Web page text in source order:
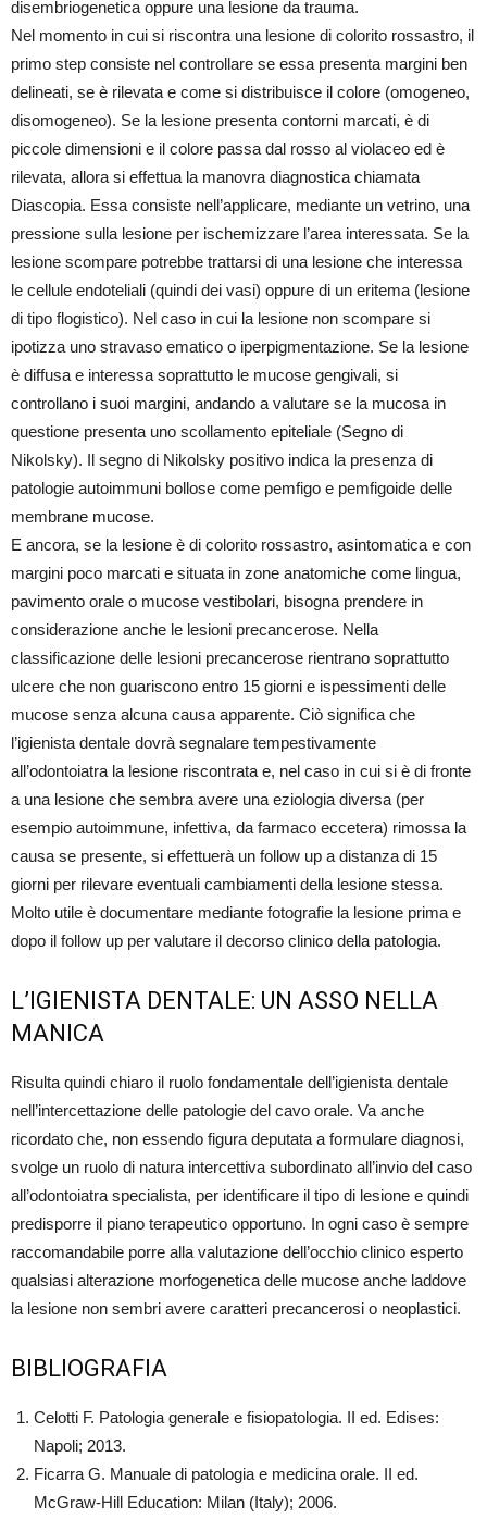
disembriogenetica oppure una lesione da trauma.
Nel momento in cui si riscontra una lesione di colorito rossastro, il
primo step consiste nel controllare se essa presenta margini ben
delineati, se è rilevata e come si distribuisce il colore (omogeneo,
disomogeneo). Se la lesione presenta contorni marcati, è di
piccole dimensioni e il colore passa dal rosso al violaceo ed è
rilevata, allora si effettua la manovra diagnostica chiamata
Diascopia. Essa consiste nell’applicare, mediante un vetrino, una
pressione sulla lesione per ischemizzare l’area interessata. Se la
lesione scompare potrebbe trattarsi di una lesione che interessa
le cellule endoteliali (quindi dei vasi) oppure di un eritema (lesione
di tipo flogistico). Nel caso in cui la lesione non scompare si
ipotizza uno stravaso ematico o iperpigmentazione. Se la lesione
è diffusa e interessa soprattutto le mucose gengivali, si
controllano i suoi margini, andando a valutare se la mucosa in
questione presenta uno scollamento epiteliale (Segno di
Nikolsky). Il segno di Nikolsky positivo indica la presenza di
patologie autoimmuni bollose come pemfigo e pemfigoide delle
membrane mucose.
E ancora, se la lesione è di colorito rossastro, asintomatica e con
margini poco marcati e situata in zone anatomiche come lingua,
pavimento orale o mucose vestibolari, bisogna prendere in
considerazione anche le lesioni precancerose. Nella
classificazione delle lesioni precancerose rientrano soprattutto
ulcere che non guariscono entro 15 giorni e ispessimenti delle
mucose senza alcuna causa apparente. Ciò significa che
l’igienista dentale dovrà segnalare tempestivamente
all’odontoiatra la lesione riscontrata e, nel caso in cui si è di fronte
a una lesione che sembra avere una eziologia diversa (per
esempio autoimmune, infettiva, da farmaco eccetera) rimossa la
causa se presente, si effettuerà un follow up a distanza di 15
giorni per rilevare eventuali cambiamenti della lesione stessa.
Molto utile è documentare mediante fotografie la lesione prima e
dopo il follow up per valutare il decorso clinico della patologia.
L’IGIENISTA DENTALE: UN ASSO NELLA
MANICA
Risulta quindi chiaro il ruolo fondamentale dell’igienista dentale
nell’intercettazione delle patologie del cavo orale. Va anche
ricordato che, non essendo figura deputata a formulare diagnosi,
svolge un ruolo di natura intercettiva subordinato all’invio del caso
all’odontoiatra specialista, per identificare il tipo di lesione e quindi
predisporre il piano terapeutico opportuno. In ogni caso è sempre
raccomandabile porre alla valutazione dell’occhio clinico esperto
qualsiasi alterazione morfogenetica delle mucose anche laddove
la lesione non sembri avere caratteri precancerosi o neoplastici.
BIBLIOGRAFIA
Celotti F. Patologia generale e fisiopatologia. II ed. Edises:
Napoli; 2013.
Ficarra G. Manuale di patologia e medicina orale. II ed.
McGraw-Hill Education: Milan (Italy); 2006.